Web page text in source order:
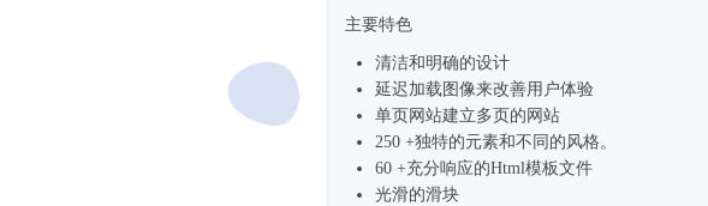
主要特色
清洁和明确的设计
延迟加载图像来改善用户体验
单页网站建立多页的网站
250 +独特的元素和不同的风格。
60 +充分响应的Html模板文件
光滑的滑块